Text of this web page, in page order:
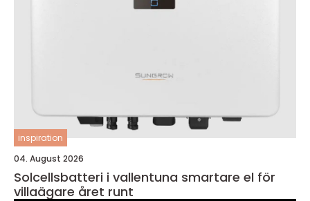
inspiration
04. August 2026
Solcellsbatteri i vallentuna smartare el för
villaägare året runt